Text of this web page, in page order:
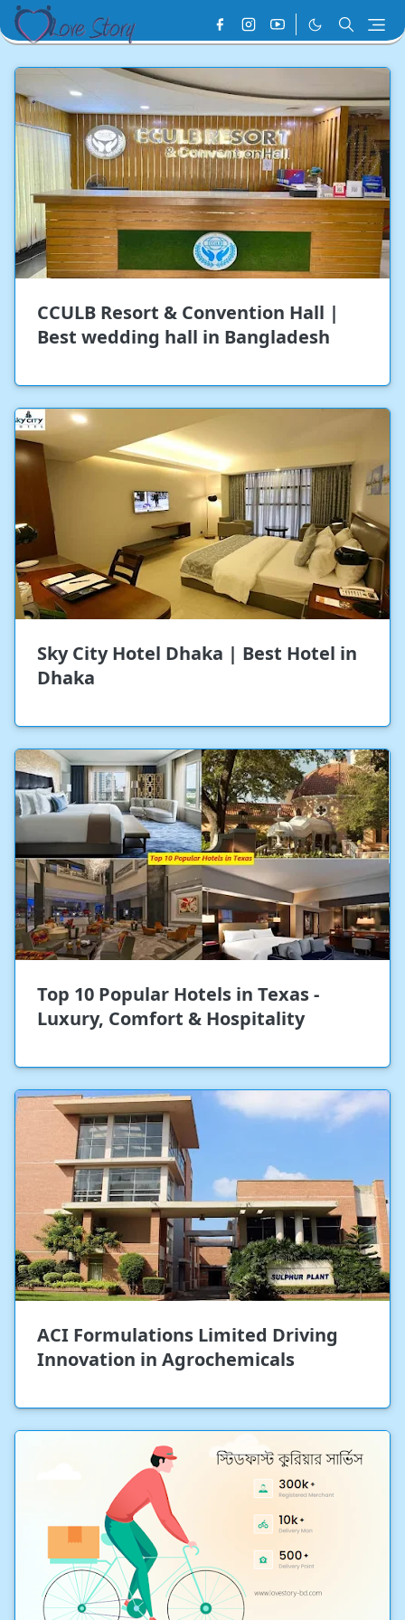
CCULB Resort & Convention Hall |
Best wedding hall in Bangladesh
Sky City Hotel Dhaka | Best Hotel in
Dhaka
Top 10 Popular Hotels in Texas -
Luxury, Comfort & Hospitality
ACI Formulations Limited Driving
Innovation in Agrochemicals